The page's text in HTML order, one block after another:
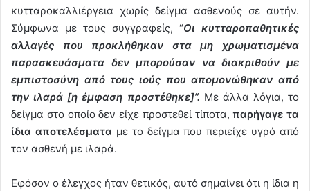
κυτταροκαλλιέργεια χωρίς δείγμα ασθενούς σε αυτήν.
Σύμφωνα με τους συγγραφείς, “Οι κυτταροπαθητικές
αλλαγές που προκλήθηκαν στα μη χρωματισμένα
παρασκευάσματα δεν μπορούσαν να διακριθούν με
εμπιστοσύνη από τους ιούς που απομονώθηκαν από
την ιλαρά [η έμφαση προστέθηκε]”. Με άλλα λόγια, το
δείγμα στο οποίο δεν είχε προστεθεί τίποτα,παρήγαγε τα
ίδια αποτελέσματα με το δείγμα που περιείχε υγρό από
τον ασθενή με ιλαρά.
Εφόσον ο έλεγχος ήταν θετικός, αυτό σημαίνει ότι η ίδια η